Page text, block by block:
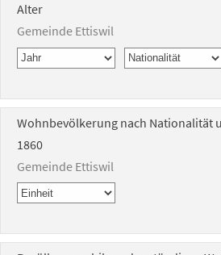
Alter
Gemeinde Ettiswil
Wohnbevölkerung nach Nationalität
1860
Gemeinde Ettiswil